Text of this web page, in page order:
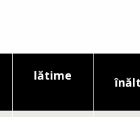
lătime